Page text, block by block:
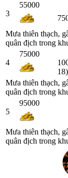
3
55000
Mưa thiên thạch,
quân địch trong
4
75000
18)
Mưa thiên thạch,
quân địch trong
5
95000
Mưa thiên thạch,
quân địch trong